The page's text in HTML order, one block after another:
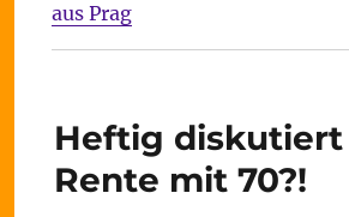
aus Prag
Heftig diskutiert
Rente mit 70?!